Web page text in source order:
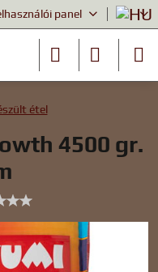
panel
étel
4500 gr.